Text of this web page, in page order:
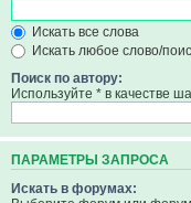
Искать все слова
Искать любое слово/
Поиск по автору:
Используйте * в качестве
ПАРАМЕТРЫ ЗАПРОСА
Искать в форумах: